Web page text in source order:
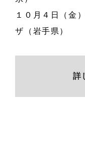
１０月４日（金
ザ（岩手県）
詳